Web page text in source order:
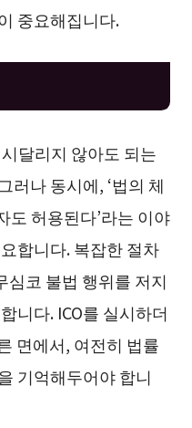
중요해집니다.
달리지 않아도 되는
러나 동시에, ‘법의 체
도 허용된다’라는 이야
합니다. 복잡한 절차
심코 불법 행위를 저지
니다. ICO를 실시하더
면에서, 여전히 법률
기억해두어야 합니